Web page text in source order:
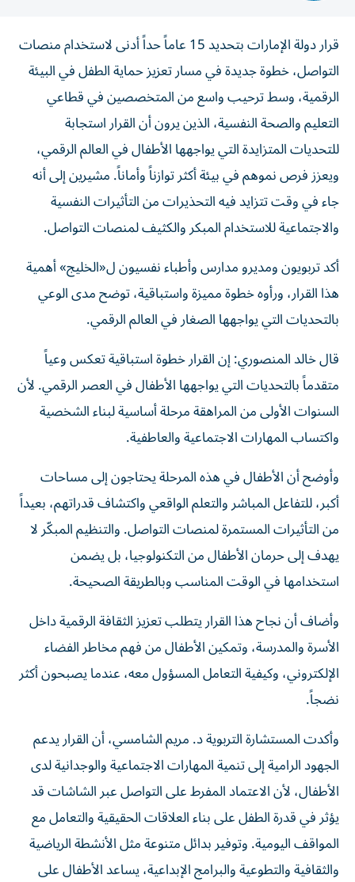
قرار دولة الإمارات بتحديد 15 عاماً حداً أدنى لاستخدام منصات
التواصل، خطوة جديدة في مسار تعزيز حماية الطفل في البيئة
الرقمية، وسط ترحيب واسع من المتخصصين في قطاعي
التعليم والصحة النفسية، الذين يرون أن القرار استجابة
للتحديات المتزايدة التي يواجهها الأطفال في العالم الرقمي،
ويعزز فرص نموهم في بيئة أكثر توازناً وأماناً. مشيرين إلى أنه
جاء في وقت تتزايد فيه التحذيرات من التأثيرات النفسية
والاجتماعية للاستخدام المبكر والكثيف لمنصات التواصل.
أكد تربويون ومديرو مدارس وأطباء نفسيون ل«الخليج» أهمية
هذا القرار، ورأوه خطوة مميزة واستباقية، توضح مدى الوعي
بالتحديات التي يواجهها الصغار في العالم الرقمي.
قال خالد المنصوري: إن القرار خطوة استباقية تعكس وعياً
متقدماً بالتحديات التي يواجهها الأطفال في العصر الرقمي. لأن
السنوات الأولى من المراهقة مرحلة أساسية لبناء الشخصية
واكتساب المهارات الاجتماعية والعاطفية.
وأوضح أن الأطفال في هذه المرحلة يحتاجون إلى مساحات
أكبر، للتفاعل المباشر والتعلم الواقعي واكتشاف قدراتهم، بعيداً
من التأثيرات المستمرة لمنصات التواصل. والتنظيم المبكّر لا
يهدف إلى حرمان الأطفال من التكنولوجيا، بل يضمن
استخدامها في الوقت المناسب وبالطريقة الصحيحة.
وأضاف أن نجاح هذا القرار يتطلب تعزيز الثقافة الرقمية داخل
الأسرة والمدرسة، وتمكين الأطفال من فهم مخاطر الفضاء
الإلكتروني، وكيفية التعامل المسؤول معه، عندما يصبحون أكثر
نضجاً.
وأكدت المستشارة التربوية د. مريم الشامسي، أن القرار يدعم
الجهود الرامية إلى تنمية المهارات الاجتماعية والوجدانية لدى
الأطفال، لأن الاعتماد المفرط على التواصل عبر الشاشات قد
يؤثر في قدرة الطفل على بناء العلاقات الحقيقية والتعامل مع
المواقف اليومية. وتوفير بدائل متنوعة مثل الأنشطة الرياضية
والثقافية والتطوعية والبرامج الإبداعية، يساعد الأطفال على